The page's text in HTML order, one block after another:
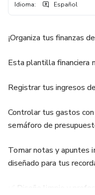
Idioma: Español
¡Organiza tus finanzas
Esta plantilla financiera
Registrar tus ingresos
Controlar tus gastos
semáforo de
Tomar notas y apuntes
diseñado para tus
✅ Diseño limpio y